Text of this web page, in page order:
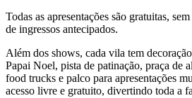
Todas as apresentações são gratuitas,
de ingressos antecipados.
Além dos shows, cada vila tem
Papai Noel, pista de patinação, praça de
food trucks e palco para apresentações
acesso livre e gratuito, divertindo toda a